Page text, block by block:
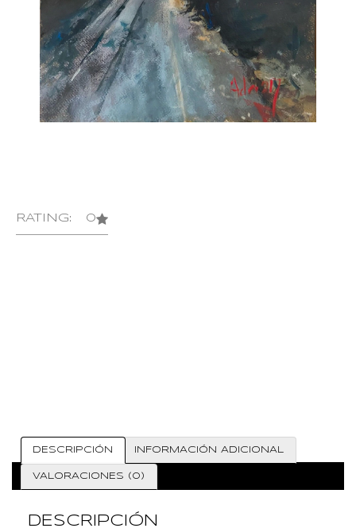
RATING: 0
DESCRIPCIÓN INFORMACIÓN ADICIONAL
VALORACIONES (0)
DESCRIPCIÓN